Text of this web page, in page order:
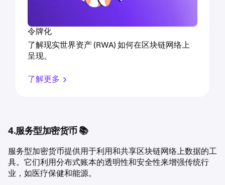
令牌化
了解现实世界资产 (RWA) 如何在区块链网络上
呈现。
了解更多
4.服务型加密货币 📚
服务型加密货币提供用于利用和共享区块链网络上数据的工
具。它们利用分布式账本的透明性和安全性来增强传统行
业，如医疗保健和能源。